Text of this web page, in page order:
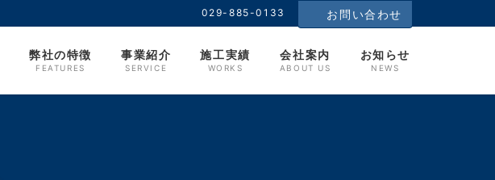
029-885-0133 お問い合わせ
弊社の特徴
FEATURES
事業紹介
SERVICE
施工実績
WORKS
会社案内
ABOUT US
お知らせ
NEWS